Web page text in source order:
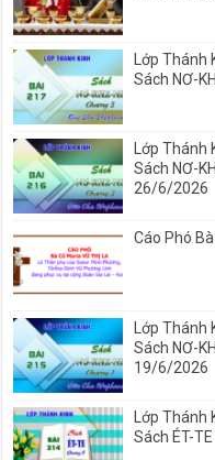
Lớp Thánh
Sách NƠ-
Lớp Thánh
Sách NƠ-
26/6/2026
Cáo Phó
Lớp Thánh
Sách NƠ-
19/6/2026
Lớp Thánh
Sách ÉT-